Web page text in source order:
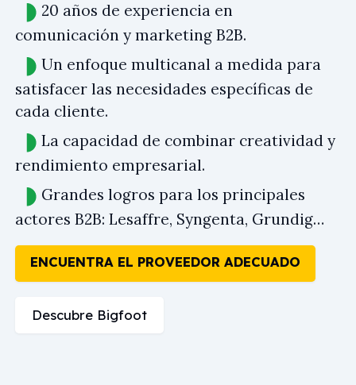
20 años de experiencia en
comunicación y marketing B2B.
Un enfoque multicanal a medida para
satisfacer las necesidades específicas de
cada cliente.
La capacidad de combinar creatividad y
rendimiento empresarial.
Grandes logros para los principales
actores B2B: Lesaffre, Syngenta, Grundig…
ENCUENTRA EL PROVEEDOR ADECUADO
Descubre Bigfoot